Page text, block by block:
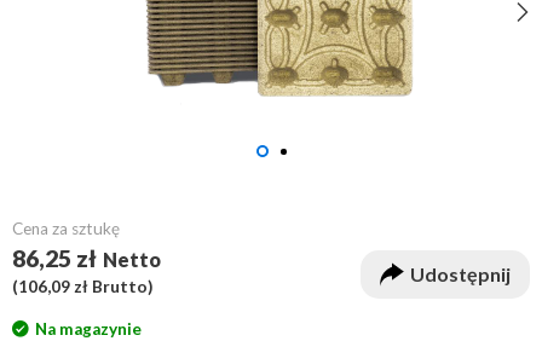
Cena za sztukę
86,25 zł Netto
(106,09 zł Brutto)
Udostępnij
Na magazynie